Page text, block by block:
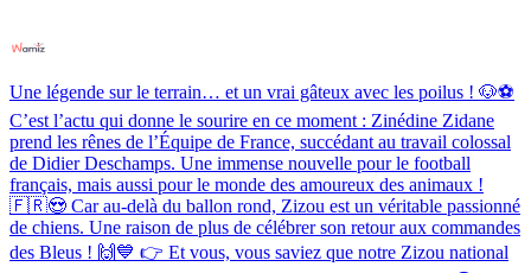
Une légende sur le terrain… et un vrai gâteux avec les poilus ! 🐶⚽️
C’est l’actu qui donne le sourire en ce moment : Zinédine Zidane
prend les rênes de l’Équipe de France, succédant au travail colossal
de Didier Deschamps. Une immense nouvelle pour le football
français, mais aussi pour le monde des amoureux des animaux !
🇫🇷😍 Car au-delà du ballon rond, Zizou est un véritable passionné
de chiens. Une raison de plus de célébrer son retour aux commandes
des Bleus ! 🙌💙 👉 Et vous, vous saviez que notre Zizou national